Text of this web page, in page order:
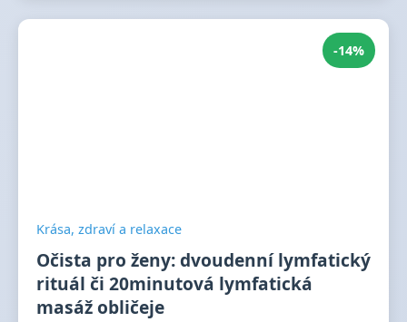
-14%
Krása, zdraví a relaxace
Očista pro ženy: dvoudenní lymfatický
rituál či 20minutová lymfatická
masáž obličeje